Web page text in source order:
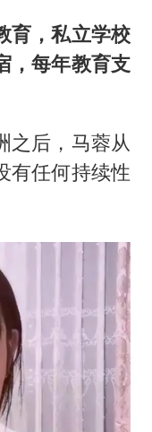
育，私立学校
，每年教育支
之后，马蓉从
有任何持续性